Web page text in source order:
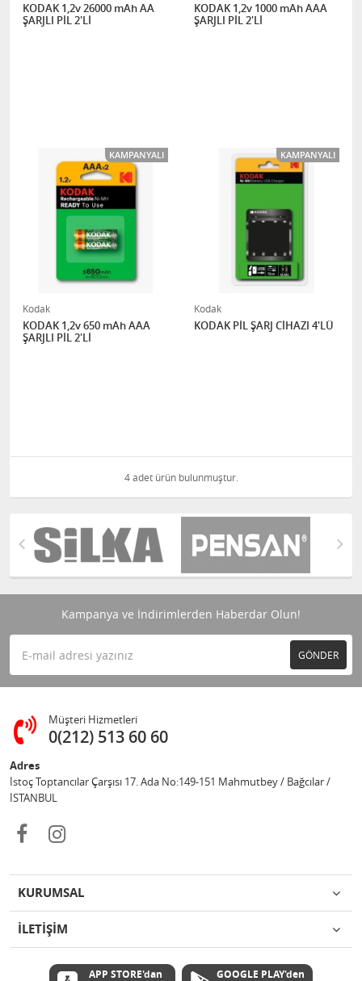
KODAK 1,2v 26000 mAh AA
ŞARJLI PİL 2'Lİ
KODAK 1,2v 1000 mAh AAA
ŞARJLI PİL 2'Lİ
KAMPANYALI
Kodak
KODAK 1,2v 650 mAh AAA
ŞARJLI PİL 2'Lİ
KAMPANYALI
Kodak
KODAK PİL ŞARJ CİHAZI 4'LÜ
4 adet ürün bulunmuştur.
Kampanya ve İndirimlerden Haberdar Olun!
GÖNDER
Müşteri Hizmetleri
0(212) 513 60 60
Adres
İstoç Toptancılar Çarşısı 17. Ada No:149-151 Mahmutbey / Bağcılar /
İSTANBUL
KURUMSAL
İLETİŞİM
APP STORE'dan
GOOGLE PLAY'den